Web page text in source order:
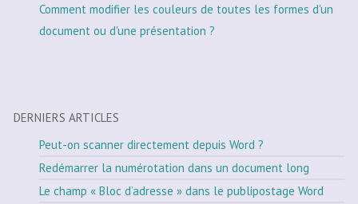
Comment modifier les couleurs de toutes les formes d'un
document ou d'une présentation ?
DERNIERS ARTICLES
Peut-on scanner directement depuis Word ?
Redémarrer la numérotation dans un document long
Le champ « Bloc d’adresse » dans le publipostage Word